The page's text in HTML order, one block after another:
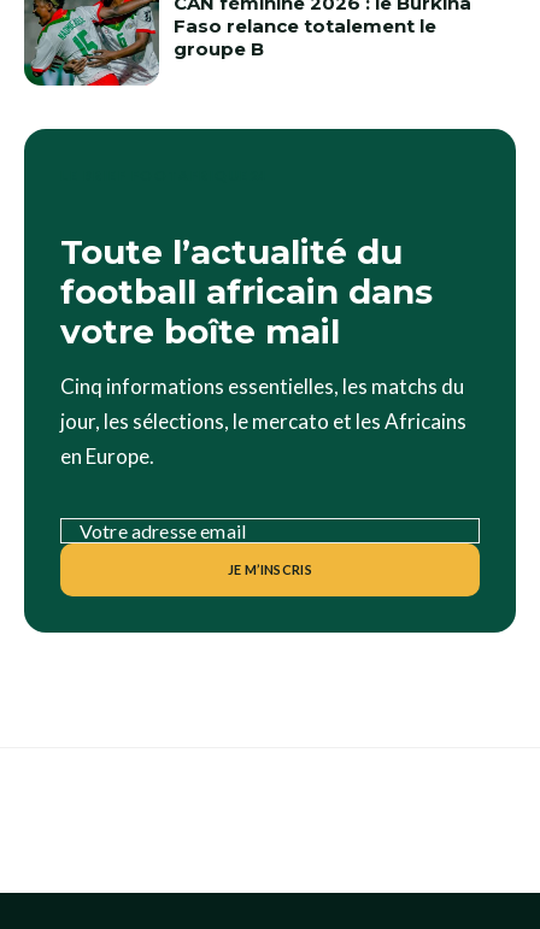
Faso relance totalement le
groupe B
Toute l’actualité du
football africain dans
votre boîte mail
Cinq informations essentielles, les matchs du
jour, les sélections, le mercato et les Africains
en Europe.
JE M’INSCRIS